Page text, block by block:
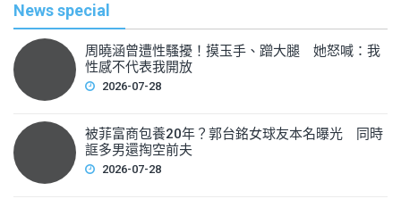
o
k
News special
周曉涵曾遭性騷擾！摸玉手、蹭大腿 她怒喊：我
性感不代表我開放
2026-07-28
被菲富商包養20年？郭台銘女球友本名曝光 同時
誆多男還掏空前夫
2026-07-28